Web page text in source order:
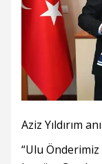
Aziz Yıldırım
“Ulu